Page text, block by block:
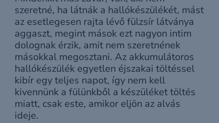
szeretné, ha látnák a hallókészülékét, mást
az esetlegesen rajta lévő fülzsír látványa
aggaszt, megint mások ezt nagyon intim
dolognak érzik, amit nem szeretnének
másokkal megosztani. Az akkumulátoros
hallókészülék egyetlen éjszakai töltéssel
kibír egy teljes napot, így nem kell
kivennünk a fülünkből a készüléket töltés
miatt, csak este, amikor eljön az alvás
ideje.